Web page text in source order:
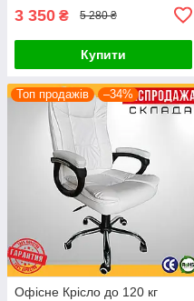
3 350 ₴ 5 280 ₴
Купити
Топ продажів –34%
Офісне Крісло до 120 кг